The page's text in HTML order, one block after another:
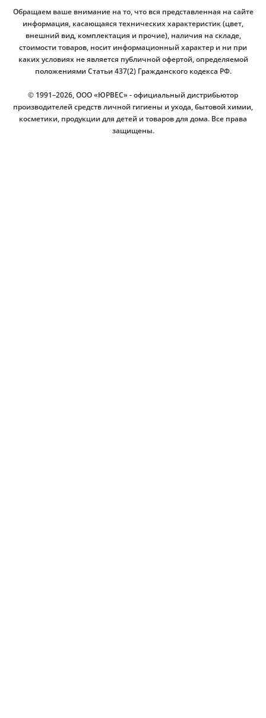
Обращаем ваше внимание на то, что вся представленная на сайте
информация, касающаяся технических характеристик (цвет,
внешний вид, комплектация и прочие), наличия на складе,
стоимости товаров, носит информационный характер и ни при
каких условиях не является публичной офертой, определяемой
положениями Статьи 437(2) Гражданского кодекса РФ.
© 1991–2026, ООО «ЮРВЕС» - официальный дистрибьютор
производителей средств личной гигиены и ухода, бытовой химии,
косметики, продукции для детей и товаров для дома. Все права
защищены.